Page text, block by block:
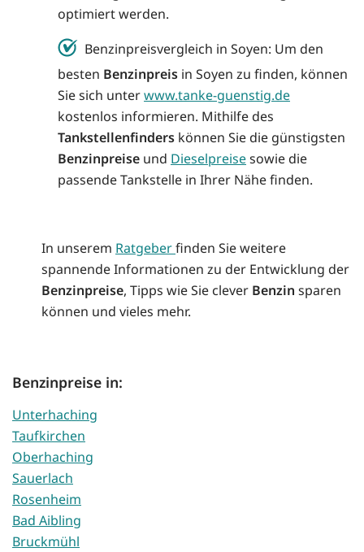
optimiert werden.
Benzinpreisvergleich in Soyen: Um den
besten Benzinpreis in Soyen zu finden, können
Sie sich unterwww.tanke-guenstig.de
kostenlos informieren. Mithilfe des
Tankstellenfinders können Sie die günstigsten
Benzinpreise und Dieselpreisesowie die
passende Tankstelle in Ihrer Nähe finden.
In unserem Ratgeberfinden Sie weitere
spannende Informationen zu der Entwicklung der
Benzinpreise, Tipps wie Sie clever Benzin sparen
können und vieles mehr.
Benzinpreise in:
Unterhaching
Taufkirchen
Oberhaching
Sauerlach
Rosenheim
Bad Aibling
Bruckmühl